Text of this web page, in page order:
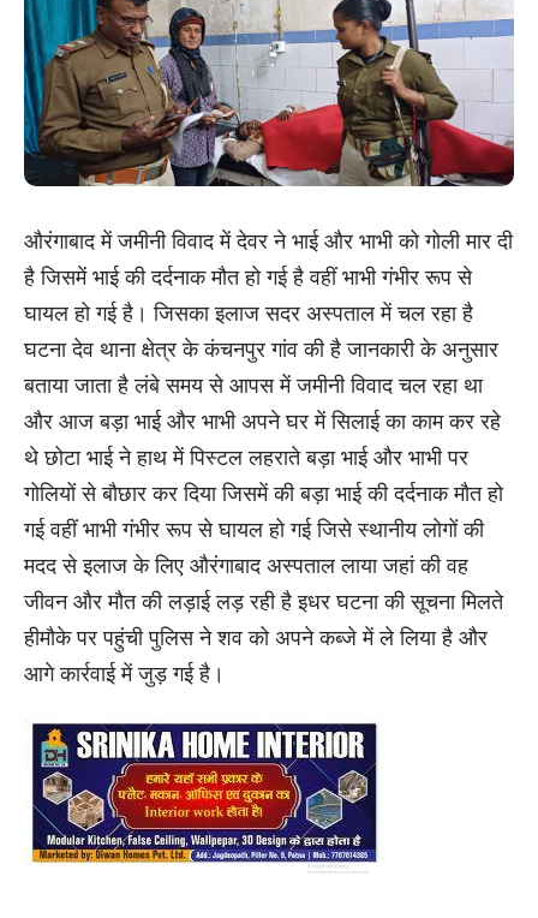
औरंगाबाद में जमीनी विवाद में देवर ने भाई और भाभी को गोली मार दी
है जिसमें भाई की दर्दनाक मौत हो गई है वहीं भाभी गंभीर रूप से
घायल हो गई है। जिसका इलाज सदर अस्पताल में चल रहा है
घटना देव थाना क्षेत्र के कंचनपुर गांव की है जानकारी के अनुसार
बताया जाता है लंबे समय से आपस में जमीनी विवाद चल रहा था
और आज बड़ा भाई और भाभी अपने घर में सिलाई का काम कर रहे
थे छोटा भाई ने हाथ में पिस्टल लहराते बड़ा भाई और भाभी पर
गोलियों से बौछार कर दिया जिसमें की बड़ा भाई की दर्दनाक मौत हो
गई वहीं भाभी गंभीर रूप से घायल हो गई जिसे स्थानीय लोगों की
मदद से इलाज के लिए औरंगाबाद अस्पताल लाया जहां की वह
जीवन और मौत की लड़ाई लड़ रही है इधर घटना की सूचना मिलते
हीमौके पर पहुंची पुलिस ने शव को अपने कब्जे में ले लिया है और
आगे कार्रवाई में जुड़ गई है।